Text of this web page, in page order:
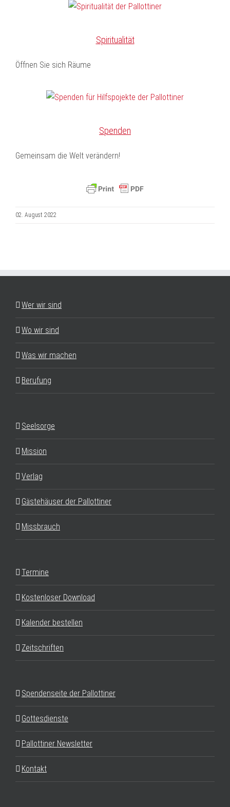
Spiritualität
Öffnen Sie sich Räume
Spenden
Gemeinsam die Welt verändern!
02. August 2022
Wer wir sind
Wo wir sind
Was wir machen
Berufung
Seelsorge
Mission
Verlag
Gästehäuser der Pallottiner
Missbrauch
Termine
Kostenloser Download
Kalender bestellen
Zeitschriften
Spendenseite der Pallottiner
Gottesdienste
Pallottiner Newsletter
Kontakt